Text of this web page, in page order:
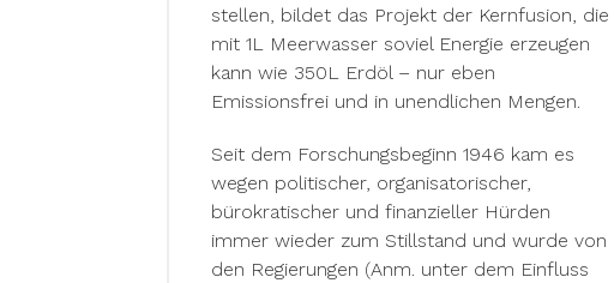
stellen, bildet das Projekt der Kernfusion, die
mit 1L Meerwasser soviel Energie erzeugen
kann wie 350L Erdöl – nur eben
Emissionsfrei und in unendlichen Mengen.
Seit dem Forschungsbeginn 1946 kam es
wegen politischer, organisatorischer,
bürokratischer und finanzieller Hürden
immer wieder zum Stillstand und wurde von
den Regierungen (Anm. unter dem Einfluss